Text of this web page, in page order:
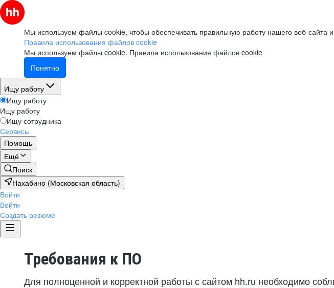
Мы используем файлы cookie, чтобы обеспечивать правильную работу нашего веб-сайта
Правила использования файлов cookie
Мы используем файлы cookie. Правила использования файлов cookie
Понятно
Ищу работу
Ищу работу
Ищу работу
Ищу сотрудника
Сервисы
Помощь
Ещё
Поиск
Нахабино (Московская область)
Войти
Войти
Создать резюме
Требования к ПО
Для полноценной и корректной работы с сайтом hh.ru необходимо